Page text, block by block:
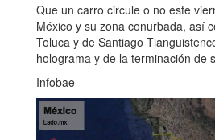
Que un carro circule o no este
México y su zona conurbada, así
Toluca y de Santiago
holograma y de la terminación de
Infobae